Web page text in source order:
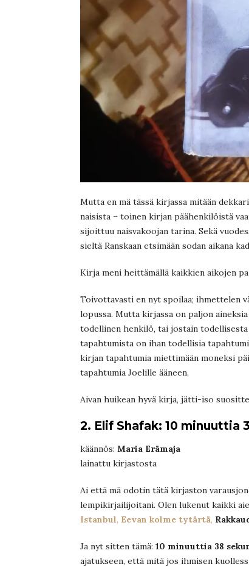
Mutta en mä tässä kirjassa mitään
naisista – toinen kirjan päähenkilöistä
sijoittuu naisvakoojan tarina. Sekä
sieltä Ranskaan etsimään sodan aikana
Kirja meni heittämällä kaikkien aikojen
Toivottavasti en nyt spoilaa; ihmettelen
lopussa. Mutta kirjassa on paljon
todellinen henkilö, tai jostain
tapahtumista on ihan todellisia
kirjan tapahtumia miettimään moneksi
tapahtumia Joelille ääneen.
Aivan huikean hyvä kirja, jätti-iso
2. Elif Shafak: 10 minuuttia
käännös: Maria Erämaja
lainattu kirjastosta
Ai että mä odotin tätä kirjaston
lempikirjailijoitani. Olen lukenut kaikki
Istanbul, Eevan kolme tytärtä,
Ja nyt sitten tämä: 10 minuuttia 38
ajatukseen, että mitä jos ihmisen